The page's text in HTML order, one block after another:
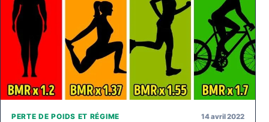
PERTE DE POIDS ET RÉGIME 14 avril 2022